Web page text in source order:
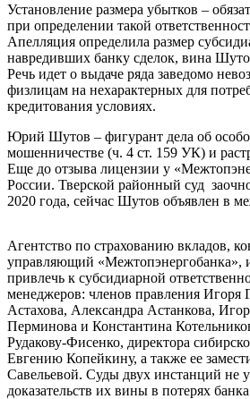
Установление размера убытков –
при определении такой
Апелляция определила размер
навредивших банку сделок, вина
Речь идет о выдаче ряда заведомо
физлицам на нехарактерных для
кредитования условиях.
Юрий Шутов – фигурант дела об
мошенничестве (ч. 4 ст. 159 УК) и
Еще до отзыва лицензии у
России. Тверской районный суд
2020 года, сейчас Шутов объявлен в
Агентство по страхованию вкладов,
управляющий «Межтопэнергобанка»,
привлечь к субсидиарной
менеджеров: членов правления Игоря
Астахова, Александра Астанкова,
Перминова и Константина
Рудакову-Фисенко, директора
Евгению Копейкину, а также ее
Савельевой. Суды двух инстанций не
доказательств их вины в потерях